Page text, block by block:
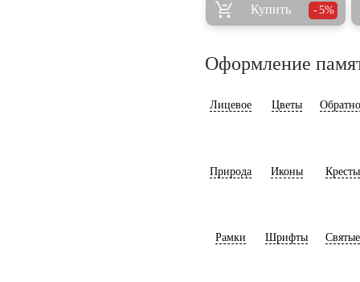
Купить 5%
Оформление
Лицевое Цветы
Природа Иконы Кресты
Рамки Шрифты Святые